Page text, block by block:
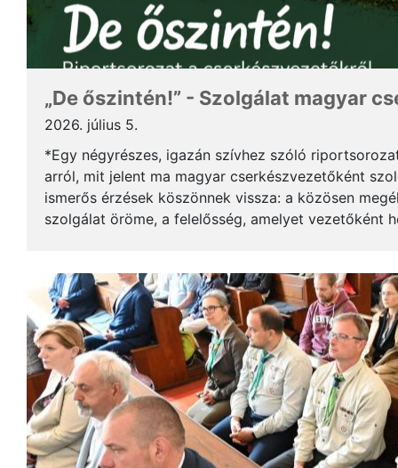
„De őszintén!” - Szolgálat magyar
2026. július 5.
*Egy négyrészes, igazán szívhez szóló
arról, mit jelent ma magyar cserkészvezetőként
ismerős érzések köszönnek vissza: a közösen
szolgálat öröme, a felelősség, amelyet vezetőként